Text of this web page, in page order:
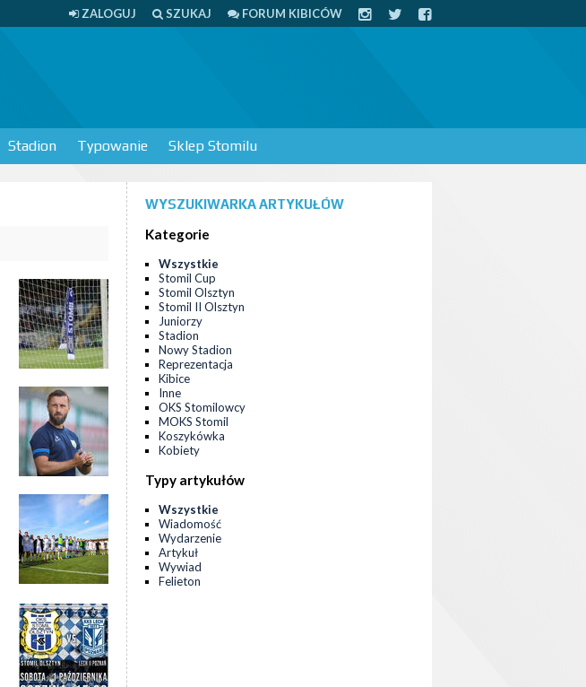
ZALOGUJ SZUKAJ FORUM KIBICÓW
Stadion Typowanie Sklep Stomilu
WYSZUKIWARKA ARTYKUŁÓW
Kategorie
Wszystkie
Stomil Cup
Stomil Olsztyn
Stomil II Olsztyn
Juniorzy
Stadion
Nowy Stadion
Reprezentacja
Kibice
Inne
OKS Stomilowcy
MOKS Stomil
Koszykówka
Kobiety
Typy artykułów
Wszystkie
Wiadomość
Wydarzenie
Artykuł
Wywiad
Felieton